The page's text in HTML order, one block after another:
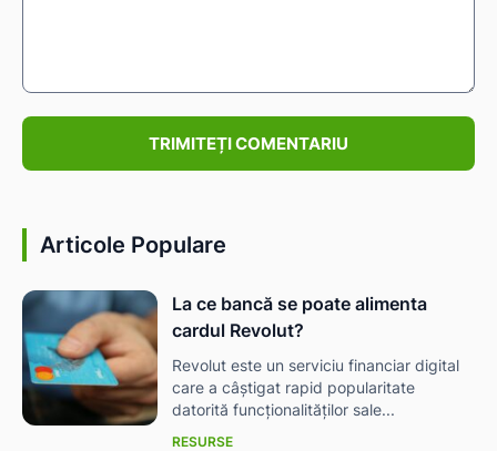
Articole Populare
La ce bancă se poate alimenta
cardul Revolut?
Revolut este un serviciu financiar digital
care a câștigat rapid popularitate
datorită funcționalităților sale...
RESURSE